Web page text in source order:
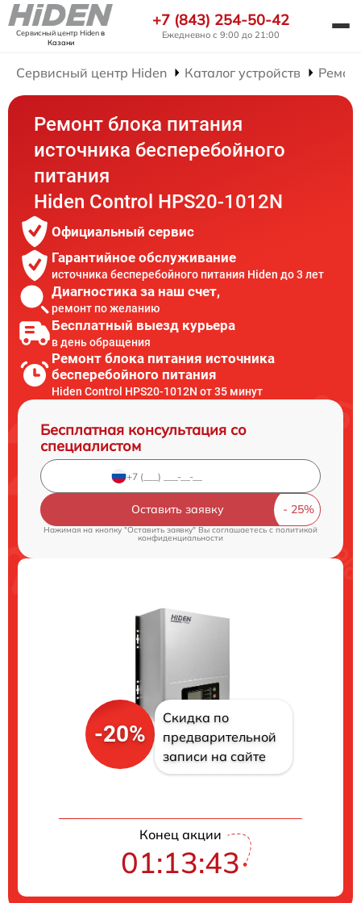
Сервисный центр Hidenв
Казани
+7 (843) 254-50-42
Ежедневно с 9:00 до 21:00
Сервисный центр Hiden Каталог устройств
Ремонт блока питания
источника бесперебойного
питания
Hiden Control HPS20-1012N
Официальный сервис
Гарантийное обслуживание
источника бесперебойного питания Hiden до 3 лет
Диагностика за наш счет,
ремонт по желанию
Бесплатный выезд курьера
в день обращения
Ремонт блока питания источника
бесперебойного питания
Hiden Control HPS20-1012N от 35 минут
Бесплатная консультация со
специалистом
Оставить заявку
Нажимая на кнопку "Оставить заявку" Вы соглашаетесь c политикой
конфиденциальности
-20%
Скидка по
предварительной
записи на сайте
Конец акции
01:13:42